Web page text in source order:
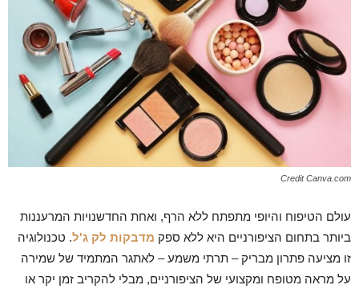
Credit Canva.com
עולם הטיפוח והיופי מתפתח ללא הרף, ואחת החדשנויות המרעננות
ביותר בתחום הציפורניים היא ללא ספק מדבקות לק ג'ל. טכנולוגיה
זו מציעה פתרון מבריק – תרתי משמע – לאתגר המתמיד של שמירה
על מראה מטופח ומקצועי של הציפורניים, מבלי להקריב זמן יקר או